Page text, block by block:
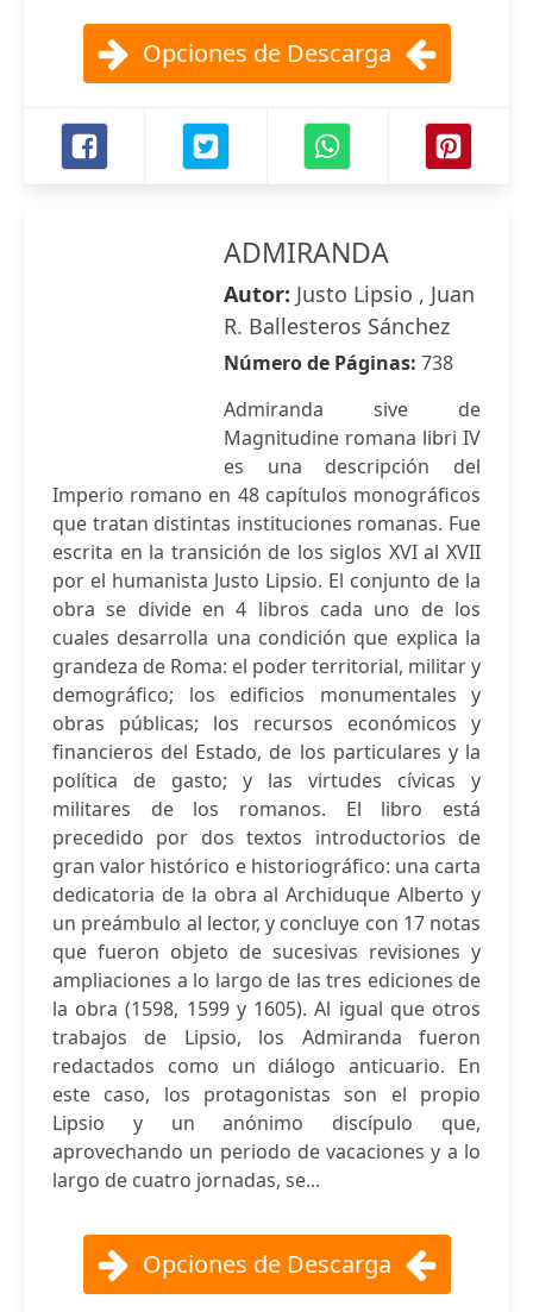
Opciones de Descarga
ADMIRANDA
Autor: Justo Lipsio , Juan
R. Ballesteros Sánchez
Número de Páginas: 738
Admiranda sive de
Magnitudine romana libri IV
es una descripción del
Imperio romano en 48 capítulos monográficos
que tratan distintas instituciones romanas. Fue
escrita en la transición de los siglos XVI al XVII
por el humanista Justo Lipsio. El conjunto de la
obra se divide en 4 libros cada uno de los
cuales desarrolla una condición que explica la
grandeza de Roma: el poder territorial, militar y
demográfico; los edificios monumentales y
obras públicas; los recursos económicos y
financieros del Estado, de los particulares y la
política de gasto; y las virtudes cívicas y
militares de los romanos. El libro está
precedido por dos textos introductorios de
gran valor histórico e historiográfico: una carta
dedicatoria de la obra al Archiduque Alberto y
un preámbulo al lector, y concluye con 17 notas
que fueron objeto de sucesivas revisiones y
ampliaciones a lo largo de las tres ediciones de
la obra (1598, 1599 y 1605). Al igual que otros
trabajos de Lipsio, los Admiranda fueron
redactados como un diálogo anticuario. En
este caso, los protagonistas son el propio
Lipsio y un anónimo discípulo que,
aprovechando un periodo de vacaciones y a lo
largo de cuatro jornadas, se...
Opciones de Descarga